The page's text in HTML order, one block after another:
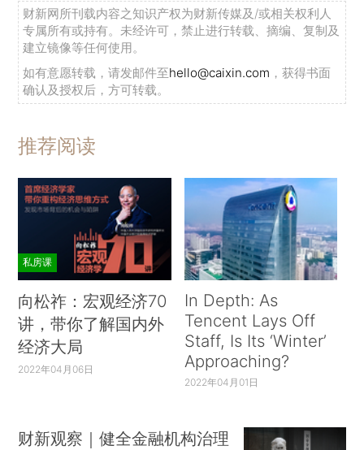
财新网所刊载内容之知识产权为财新传媒及/或相关权利人
专属所有或持有。未经许可，禁止进行转载、摘编、复制及
建立镜像等任何使用。
如有意愿转载，请发邮件至hello@caixin.com ，获得书面
确认及授权后，方可转载。
推荐阅读
私房课
向松祚：宏观经济70
讲，带你了解国内外
经济大局
2022年04月06日
In Depth: As
Tencent Lays Off
Staff, Is Its ‘Winter’
Approaching?
2022年04月01日
财新观察｜健全金融机构治理